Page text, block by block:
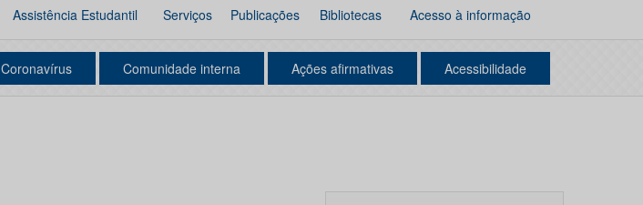
Assistência Estudantil Serviços Publicações Bibliotecas Acesso à informação
Coronavírus Comunidade interna Ações afirmativas Acessibilidade